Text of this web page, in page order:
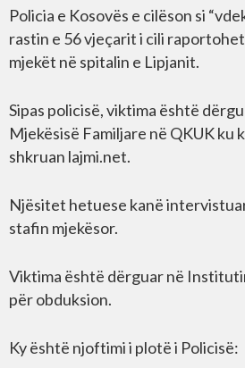
Policia e Kosovës e cilëson si
rastin e 56 vjeçarit i cili
mjekët në spitalin e Lipjanit.
Sipas policisë, viktima është
Mjekësisë Familjare në QKUK ku
shkruan lajmi.net.
Njësitet hetuese kanë
stafin mjekësor.
Viktima është dërguar në
për obduksion.
Ky është njoftimi i plotë i Policisë: